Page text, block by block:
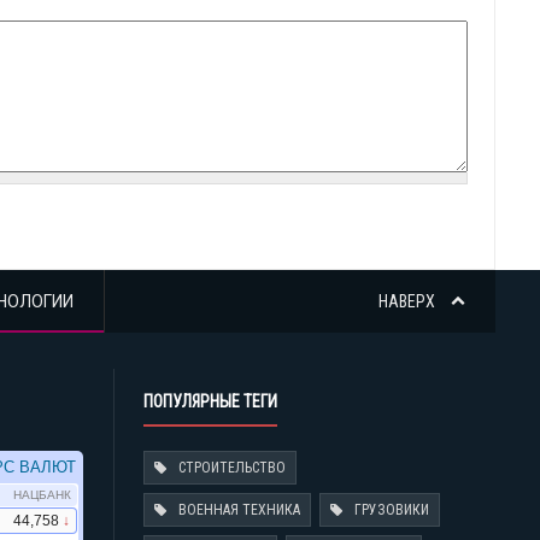
НАВЕРХ
ПОПУЛЯРНЫЕ ТЕГИ
СТРОИТЕЛЬСТВО
ВОЕННАЯ ТЕХНИКА ГРУЗОВИКИ